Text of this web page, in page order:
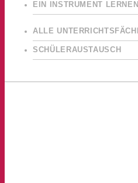
EIN INSTRUMENT LERNEN
ALLE
SCHÜLERAUSTAUSCH